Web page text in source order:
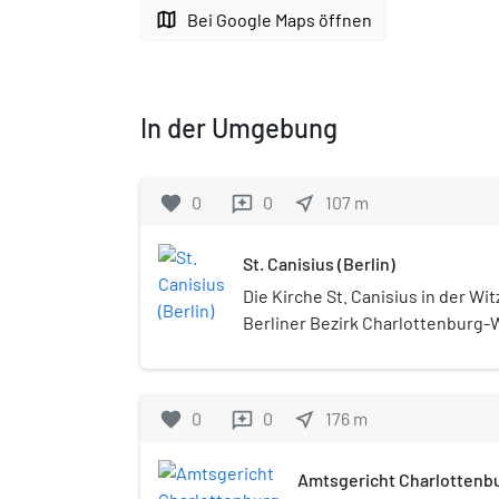
map Bei Google Maps öffnen
In der Umgebung
favorite 0 reviews 0 near_me 107 m
St. Canisius (Berlin)
Die Kirche St. Canisius in der
Berliner Bezirk Charlottenburg-
Gemeinde im Erzbistum Berlin.
abgebrannte Kirche.
favorite 0 reviews 0 near_me 176 m
Amtsgericht